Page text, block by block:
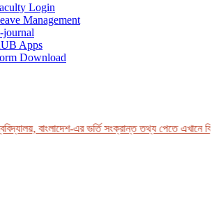
Login
Management
journal
Apps
Download
বাংলাদেশ-এর ভর্তি সংক্রান্ত তথ্য পেতে এখানে